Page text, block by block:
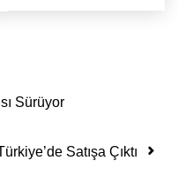
Sürüyor
Satışa Çıktı